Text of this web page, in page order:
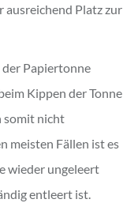
Platz zur
der Papiertonne
Kippen der Tonne
somit nicht
meisten Fällen ist es
wieder ungeleert
entleert ist.